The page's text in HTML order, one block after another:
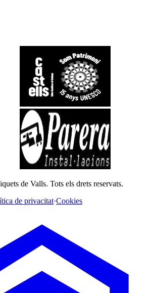
de Valls. Tots els drets reservats.
de privacitat·Cookies